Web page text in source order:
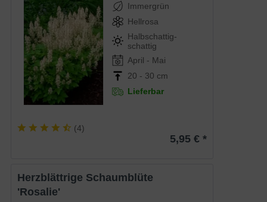
Immergrün
Hellrosa
Halbschattig-
schattig
April - Mai
20 - 30 cm
Lieferbar
(4)
5,95 € *
Herzblättrige Schaumblüte
'Rosalie'